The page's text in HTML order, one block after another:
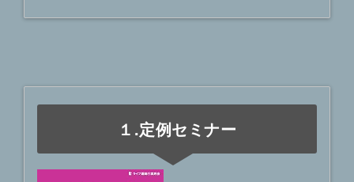
１.定例セミナー